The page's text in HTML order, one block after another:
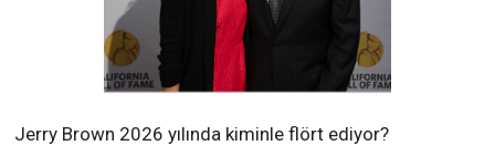
Jerry Brown 2026 yılında kiminle flört ediyor?